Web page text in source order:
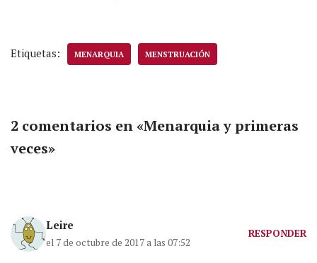
Etiquetas: MENARQUIA MENSTRUACIÓN
2 comentarios en «Menarquia y primeras
veces»
Leire
el 7 de octubre de 2017 a las 07:52
RESPONDER